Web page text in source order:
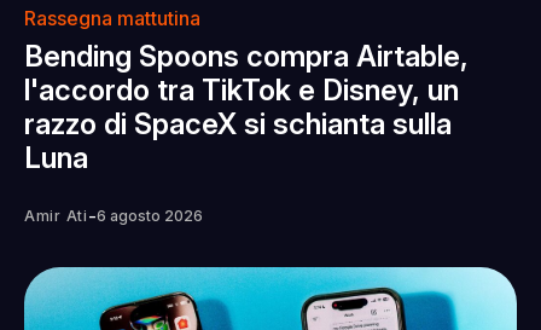
Rassegna mattutina
Bending Spoons compra Airtable,
l'accordo tra TikTok e Disney, un
razzo di SpaceX si schianta sulla
Luna
Amir Ati -6 agosto 2026